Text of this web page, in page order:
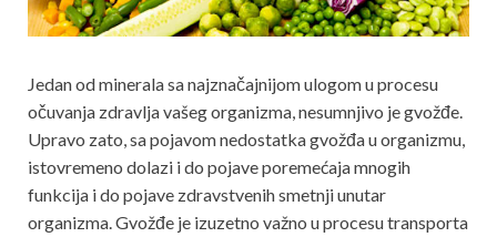
Jedan od minerala sa najznačajnijom ulogom u procesu
očuvanja zdravlja vašeg organizma, nesumnjivo je gvožđe.
Upravo zato, sa pojavom nedostatka gvožđa u organizmu,
istovremeno dolazi i do pojave poremećaja mnogih
funkcija i do pojave zdravstvenih smetnji unutar
organizma. Gvožđe je izuzetno važno u procesu transporta